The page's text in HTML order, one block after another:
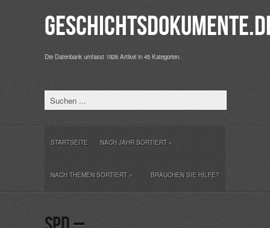
Die Datenbank umfasst 1926 Artikel in 45 Kategorien.
STARTSEITE NACH JAHR SORTIERT»
NACH THEMEN SORTIERT» BRAUCHEN SIE HILFE?